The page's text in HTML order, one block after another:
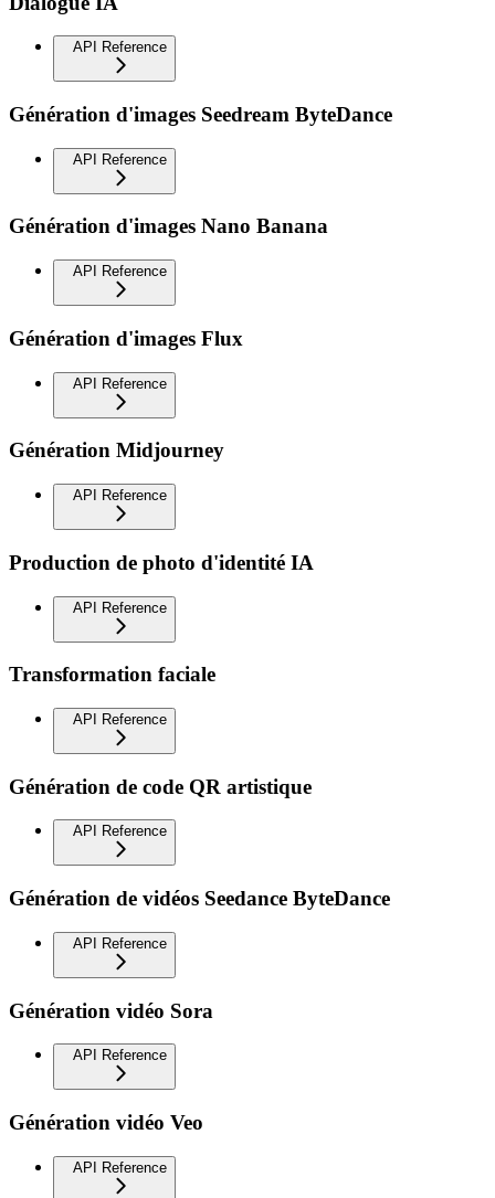
API Reference
Génération d'images Seedream ByteDance
API Reference
Génération d'images Nano Banana
API Reference
Génération d'images Flux
API Reference
Génération Midjourney
API Reference
Production de photo d'identité IA
API Reference
Transformation faciale
API Reference
Génération de code QR artistique
API Reference
Génération de vidéos Seedance ByteDance
API Reference
Génération vidéo Sora
API Reference
Génération vidéo Veo
API Reference